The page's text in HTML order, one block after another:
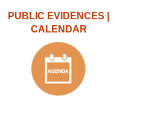
PUBLIC EVIDENCES |
CALENDAR